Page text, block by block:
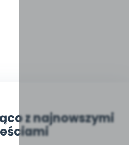
z najnowszymi